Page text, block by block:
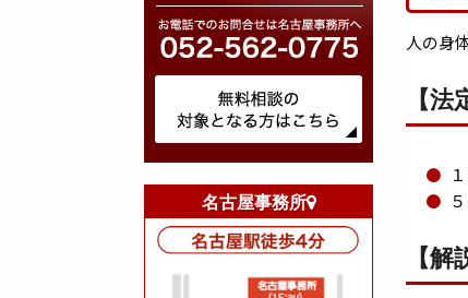
人の身
【法
【解
名古屋事務所